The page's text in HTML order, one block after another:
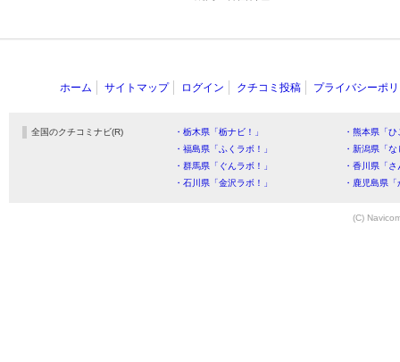
ホーム サイトマップ ログイン クチコミ投稿 プライバシーポ
全国のクチコミナビ(R) ・栃木県「栃ナビ！」
・熊本県「
・福島県「ふくラボ！」
・新潟県「
・群馬県「ぐんラボ！」
・香川県「
・石川県「金沢ラボ！」
・鹿児島県
(C)